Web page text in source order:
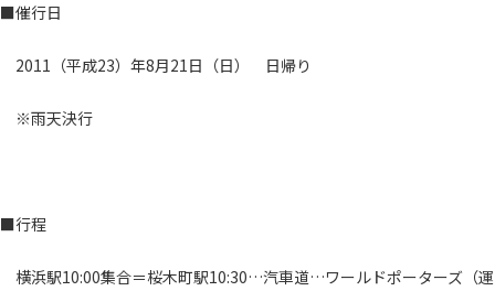
■催行日
2011（平成23）年8月21日（日） 日帰り
※雨天決行
■行程
横浜駅10:00集合＝桜木町駅10:30…汽車道…ワールドポーターズ（運